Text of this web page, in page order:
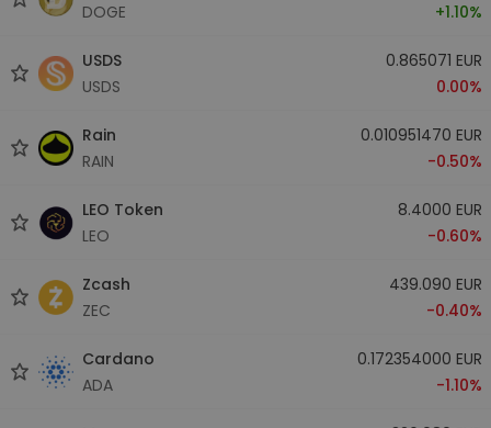
DOGE
+1.10%
USDS
USDS
0.865071 EUR
0.00%
Rain
RAIN
0.010951470 EUR
-0.50%
LEO Token
LEO
8.4000 EUR
-0.60%
Zcash
ZEC
439.090 EUR
-0.40%
Cardano
ADA
0.172354000 EUR
-1.10%